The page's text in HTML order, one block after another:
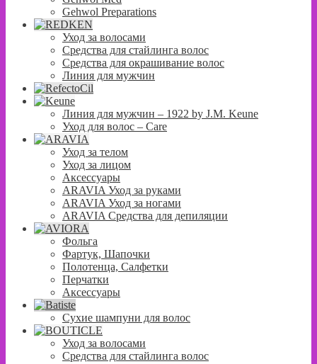
Gehwol Preparations
Уход за волосами
Средства для стайлинга волос
Средства для окрашивание волос
Линия для мужчин
Линия для мужчин – 1922 by J.M. Keune
Уход для волос – Сare
Уход за телом
Уход за лицом
Аксессуары
ARAVIA Уход за руками
ARAVIA Уход за ногами
ARAVIA Средства для депиляции
Фольга
Фартук, Шапочки
Полотенца, Салфетки
Перчатки
Аксессуары
Сухие шампуни для волос
Уход за волосами
Средства для стайлинга волос